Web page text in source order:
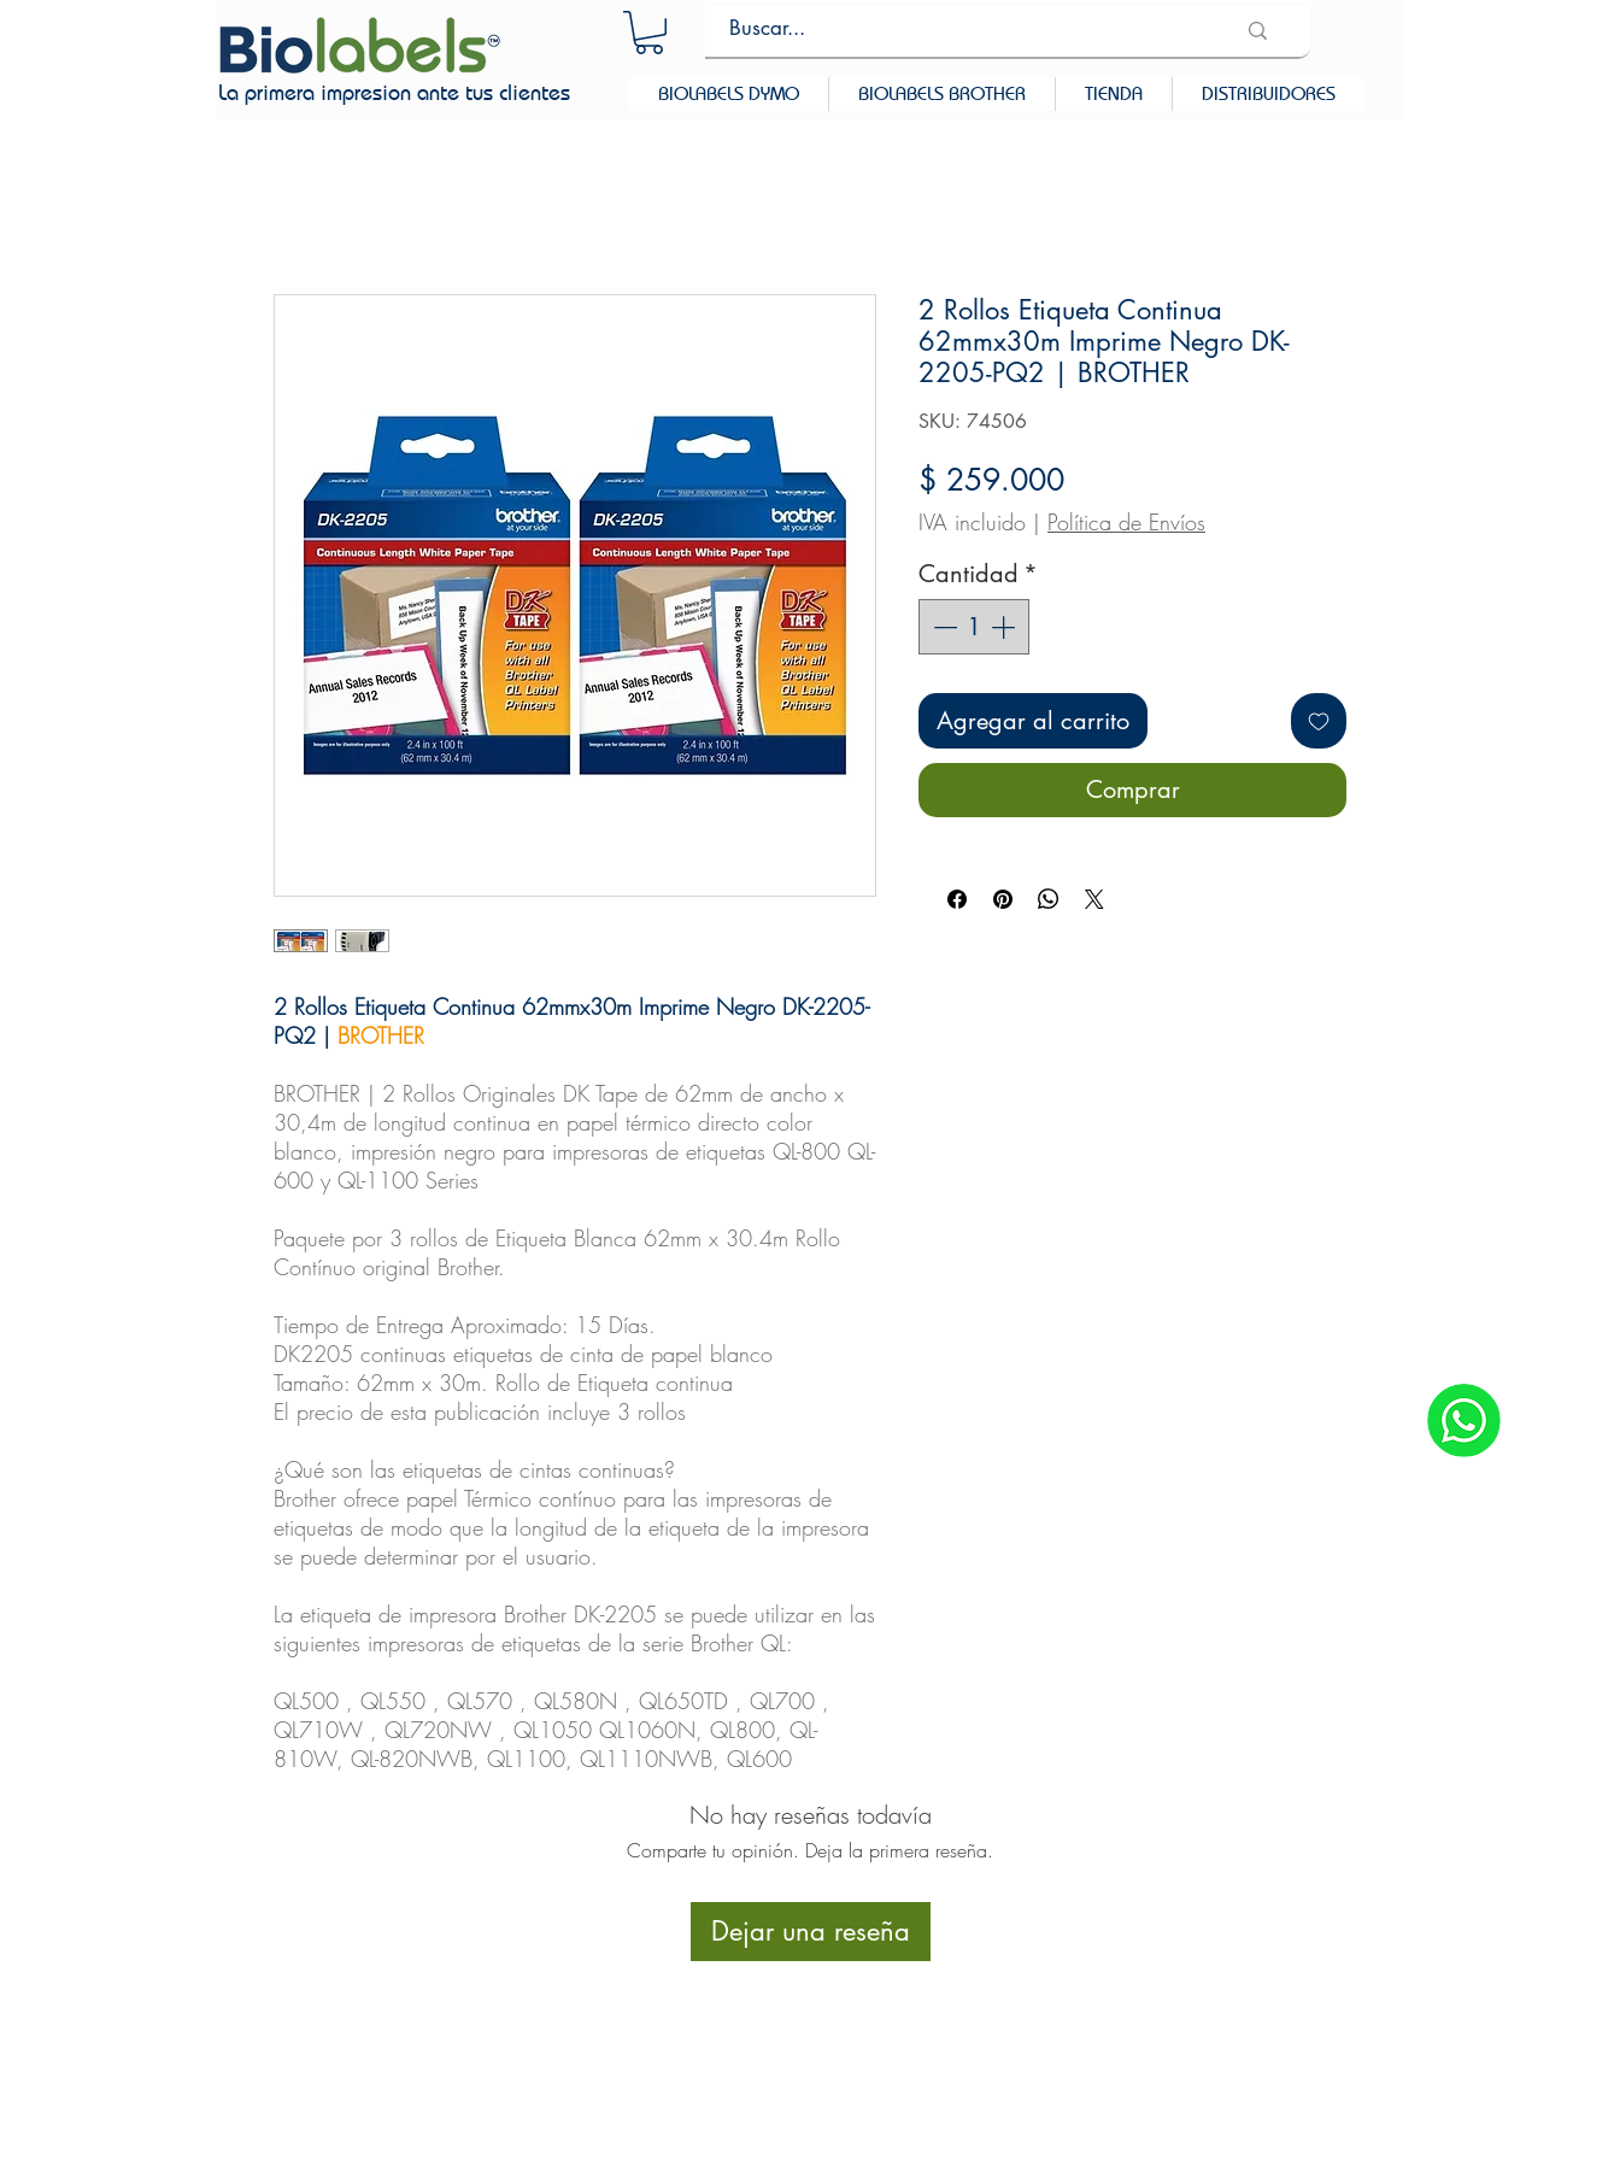
La primera impresion ante tus clientes BIOLABELS DYMO BIOLABELS BROTHER TIENDA DISTRIBUIDORES
2 Rollos Etiqueta Continua 62mmx30m Imprime Negro DK-2205-
PQ2 | BROTHER
BROTHER | 2 Rollos Originales DK Tape de 62mm de ancho x
30,4m de longitud continua en papel térmico directo color
blanco, impresión negro para impresoras de etiquetas QL-800 QL-
600 y QL-1100 Series
Paquete por 3 rollos de Etiqueta Blanca 62mm x 30.4m Rollo
Contínuo original Brother.
Tiempo de Entrega Aproximado: 15 Días.
DK2205 continuas etiquetas de cinta de papel blanco
Tamaño: 62mm x 30m. Rollo de Etiqueta continua
El precio de esta publicación incluye 3 rollos
¿Qué son las etiquetas de cintas continuas?
Brother ofrece papel Térmico contínuo para las impresoras de
etiquetas de modo que la longitud de la etiqueta de la impresora
se puede determinar por el usuario.
La etiqueta de impresora Brother DK-2205 se puede utilizar en las
siguientes impresoras de etiquetas de la serie Brother QL:
QL500 , QL550 , QL570 , QL580N , QL650TD , QL700 ,
QL710W , QL720NW , QL1050 QL1060N, QL800, QL-
810W, QL-820NWB, QL1100, QL1110NWB, QL600
2 Rollos Etiqueta Continua
62mmx30m Imprime Negro DK-
2205-PQ2 | BROTHER
SKU: 74506
$ 259.000Precio
IVA incluido | Política de Envíos
Cantidad *
Agregar al carrito
Comprar
No hay reseñas todavía
Comparte tu opinión. Deja la primera reseña.
Dejar una reseña